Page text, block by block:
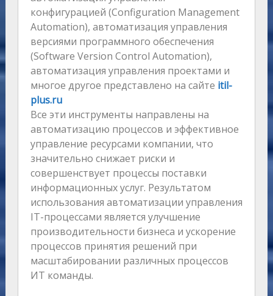
конфигурацией (Configuration Management
Automation), автоматизация управления
версиями программного обеспечения
(Software Version Control Automation),
автоматизация управления проектами и
многое другое представлено на сайте itil-
plus.ru
Все эти инструменты направлены на
автоматизацию процессов и эффективное
управление ресурсами компании, что
значительно снижает риски и
совершенствует процессы поставки
информационных услуг. Результатом
использования автоматизации управления
IT-процессами является улучшение
производительности бизнеса и ускорение
процессов принятия решений при
масштабировании различных процессов
ИТ команды.